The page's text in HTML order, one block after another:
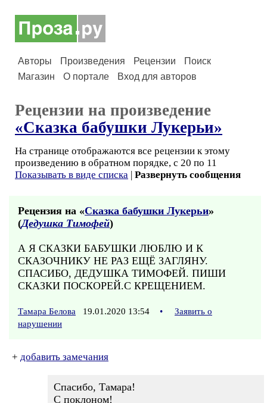
Авторы Произведения Рецензии
Поиск
Магазин
О портале Вход для авторов
Рецензии на произведение
«Сказка бабушки Лукерьи»
На странице отображаются все рецензии к этому
произведению в обратном порядке, с 20 по 11
Показывать в виде списка | Развернуть сообщения
Рецензия на «Сказка бабушки Лукерьи»
(Дедушка Тимофей)
А Я СКАЗКИ БАБУШКИ ЛЮБЛЮ И К
СКАЗОЧНИКУ НЕ РАЗ ЕЩЁ ЗАГЛЯНУ.
СПАСИБО, ДЕДУШКА ТИМОФЕЙ. ПИШИ
СКАЗКИ ПОСКОРЕЙ.С КРЕЩЕНИЕМ.
Тамара Белова 19.01.2020 13:54 •
Заявить о
нарушении
+ добавить замечания
Спасибо, Тамара!
С поклоном!